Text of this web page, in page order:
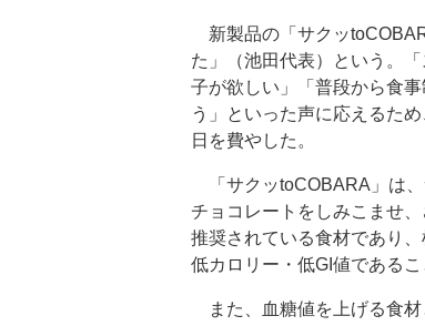
新製品の「サクッ
た」（池田代表）という。
子が欲しい」「普段から食
う」といった声に応えるた
日を費やした。
「サクッtoCOBARA」は、
チョコレートをしみこませ
推奨されている食材であり
低カロリー・低GI値である
また、血糖値を上げる食材